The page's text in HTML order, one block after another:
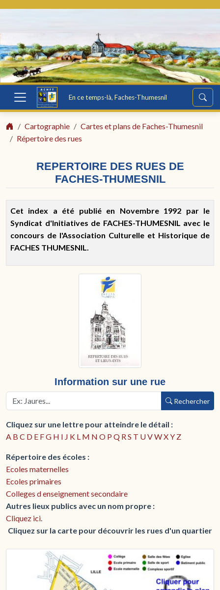
En ce temps-là, Faches-Thumesnil
Cartographie
Cartes et plans de Faches-Thumesnil
Répertoire des rues
REPERTOIRE DES RUES DE
FACHES-THUMESNIL
Cet index a été publié en Novembre 1992 par le
Syndicat d'Initiatives de FACHES-THUMESNIL avec le
concours de l'Association Culturelle et Historique de
FACHES THUMESNIL.
Information sur une rue
Rechercher
Cliquez sur une lettre pour atteindre le détail :
A B C D E FG H I J K L M N O P Q RS T UVWXY Z
Répertoire des écoles :
Ecoles maternelles
Ecoles primaires
Colleges d enseignement secondaire
Autres lieux publics avec un nom propre :
Cliquez ici.
Cliquez sur la carte pour découvrir les rues d'un quartier